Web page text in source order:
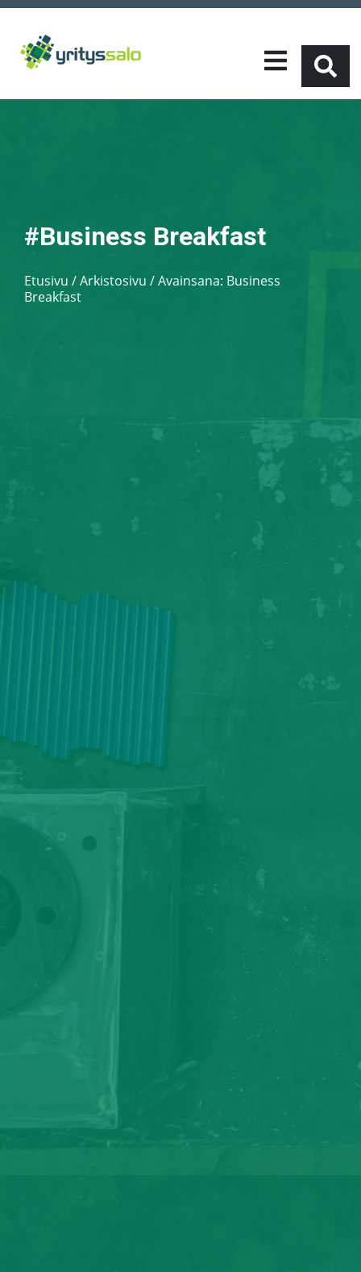
#Business Breakfast
Etusivu /Arkistosivu / Avainsana: Business
Breakfast